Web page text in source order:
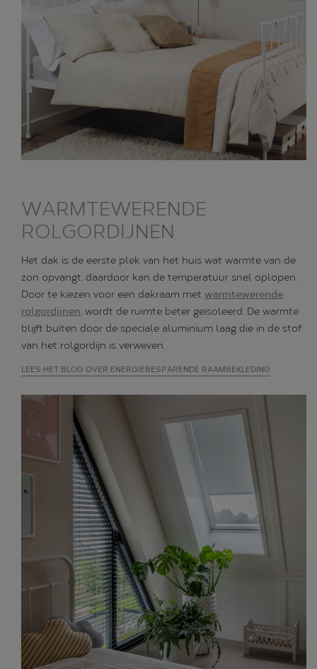
WARMTEWERENDE
ROLGORDIJNEN
Het dak is de eerste plek van het huis wat warmte van de
zon opvangt, daardoor kan de temperatuur snel oplopen.
Door te kiezen voor een dakraam met warmtewerende
rolgordijnen, wordt de ruimte beter geïsoleerd. De warmte
blijft buiten door de speciale aluminium laag die in de stof
van het rolgordijn is verweven.
LEES HET BLOG OVER ENERGIEBESPARENDE RAAMBEKLEDING